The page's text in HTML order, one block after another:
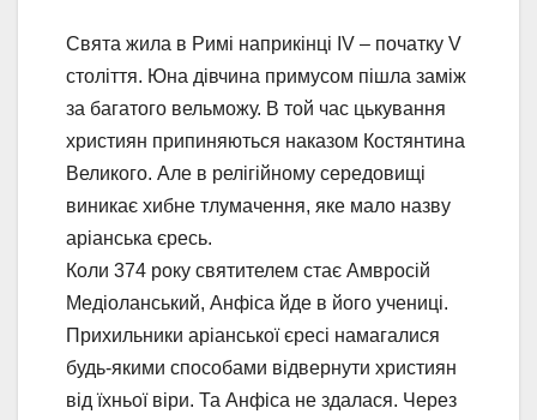
Свята жила в Римі наприкінці IV – початку V
століття. Юна дівчина примусом пішла заміж
за багатого вельможу. В той час цькування
християн припиняються наказом Костянтина
Великого. Але в релігійному середовищі
виникає хибне тлумачення, яке мало назву
аріанська єресь.
Коли 374 року святителем стає Амвросій
Медіоланський, Анфіса йде в його учениці.
Прихильники аріанської єресі намагалися
будь-якими способами відвернути християн
від їхньої віри. Та Анфіса не здалася. Через